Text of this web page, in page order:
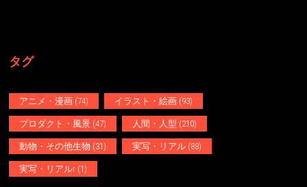
ー
シ
ョ
ン
タグ
アニメ・漫画 (74) イラスト・絵画 (93)
プロダクト・風景 (47) 人間・人型 (210)
動物・その他生物 (31) 実写・リアル (88)
実写・リアルr (1)